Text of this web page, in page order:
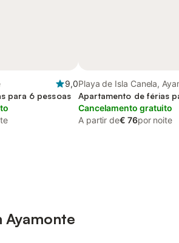
9,0
para 6 pessoas
Playa de Isla Canela,
Apartamento de férias
Cancelamento gratuito
A partir de€ 76por noite
Ayamonte